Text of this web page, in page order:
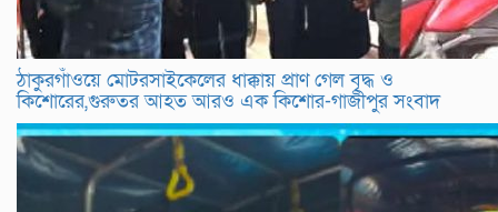
ঠাকুরগাঁওয়ে মোটরসাইকেলের ধাক্কায় প্রাণ গেল বৃদ্ধ ও
কিশোরের,গুরুতর আহত আরও এক কিশোর-গাজীপুর সংবাদ